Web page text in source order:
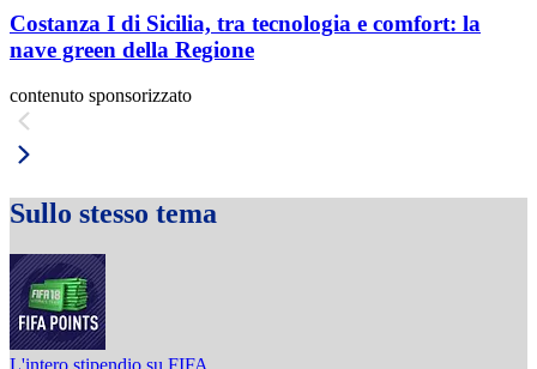
Costanza I di Sicilia, tra tecnologia e comfort: la
nave green della Regione
contenuto sponsorizzato
Sullo stesso tema